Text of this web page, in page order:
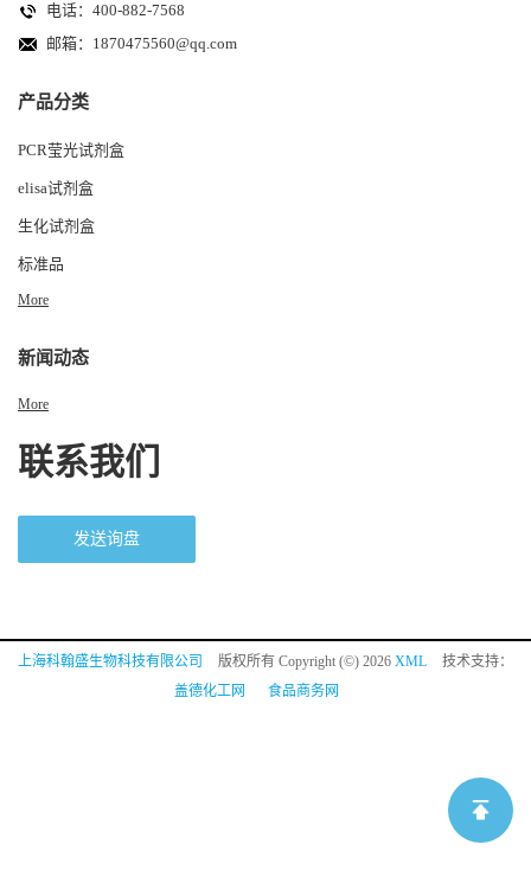
电话：400-882-7568
邮箱： 1870475560@qq.com
产品分类
PCR莹光试剂盒
elisa试剂盒
生化试剂盒
标准品
More
新闻动态
More
联系我们
发送询盘
上海科翰盛生物科技有限公司 版权所有 Copyright (©) 2026 XML
技术支持：
盖德化工网
食品商务网